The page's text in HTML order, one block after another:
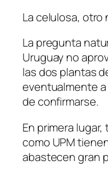
La celulosa, otro
La pregunta
Uruguay no
las dos plantas
eventualmente
de confirmarse.
En primera
como UPM
abastecen gran